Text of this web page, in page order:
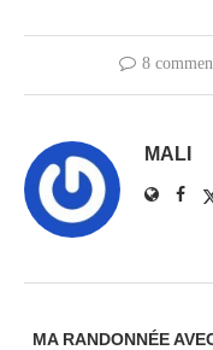
8
MALI
MA RANDONNÉE